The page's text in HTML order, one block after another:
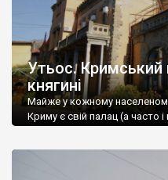
Утьос. Кримський
княгині
Майже у кожному
Криму є свій палац (а часто